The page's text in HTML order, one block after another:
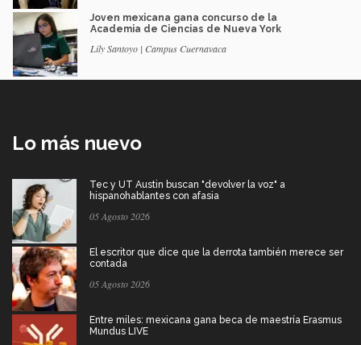
Joven mexicana gana concurso de la
Academia de Ciencias de Nueva York
Lily Santoyo | Campus Cuernavaca
Lo más nuevo
Tec y UT Austin buscan "devolver la voz" a
hispanohablantes con afasia
05 Agosto 2026
El escritor que dice que la derrota también merece ser
contada
05 Agosto 2026
Entre miles: mexicana gana beca de maestría Erasmus
Mundus LIVE